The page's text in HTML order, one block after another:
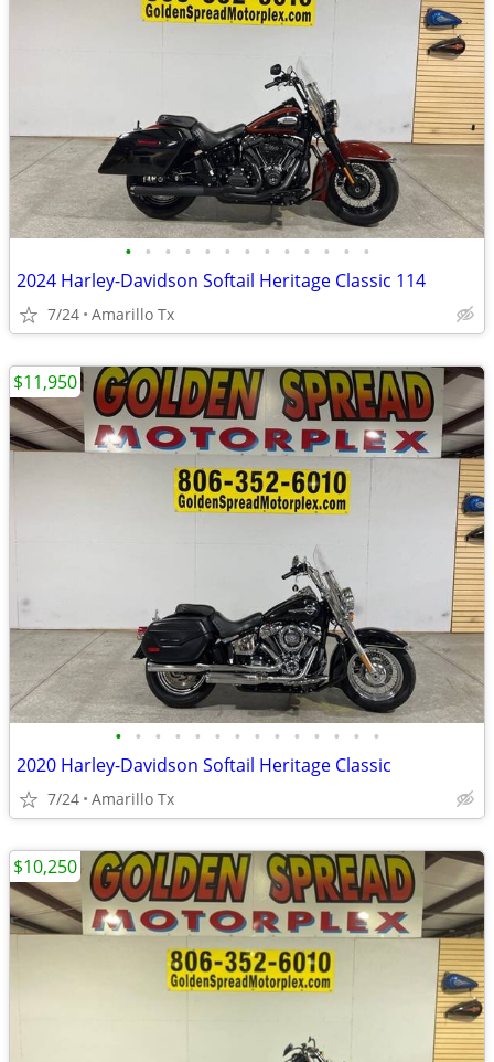
• • • • • • • • • • • • •
2024 Harley-Davidson Softail Heritage Classic 114
7/24 Amarillo Tx
• • • • • • • • • • • • • •
2020 Harley-Davidson Softail Heritage Classic
7/24 Amarillo Tx
$11,950
$10,250